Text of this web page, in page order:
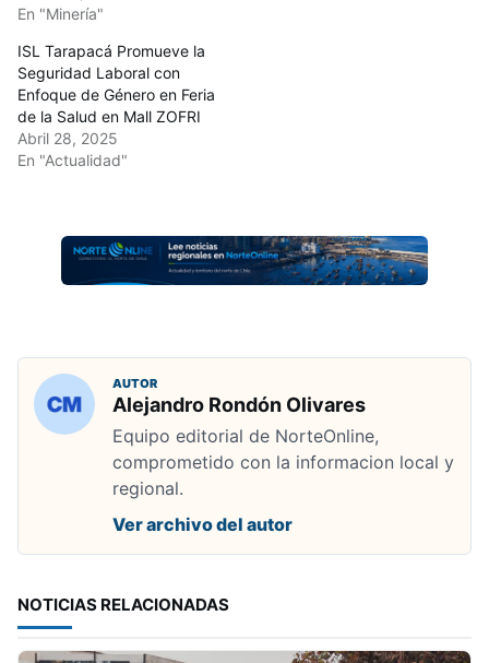
En "Minería"
ISL Tarapacá Promueve la
Seguridad Laboral con
Enfoque de Género en Feria
de la Salud en Mall ZOFRI
Abril 28, 2025
En "Actualidad"
AUTOR
Alejandro Rondón Olivares
Equipo editorial de NorteOnline,
comprometido con la informacion local y
regional.
Ver archivo del autor
NOTICIAS RELACIONADAS